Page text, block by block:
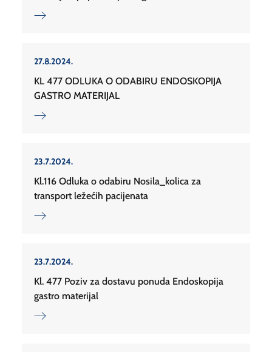
27.8.2024.
KL 477 ODLUKA O ODABIRU ENDOSKOPIJA
GASTRO MATERIJAL
23.7.2024.
Kl.116 Odluka o odabiru Nosila_kolica za
transport ležećih pacijenata
23.7.2024.
Kl. 477 Poziv za dostavu ponuda Endoskopija
gastro materijal